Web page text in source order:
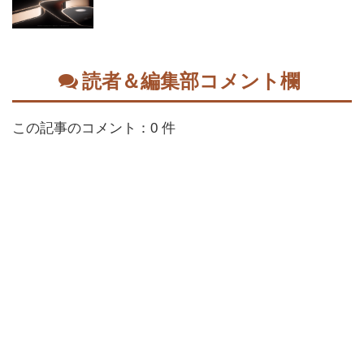
読者＆編集部コメント欄
この記事のコメント：0 件